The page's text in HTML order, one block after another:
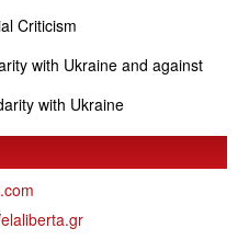
Criticism
with Ukraine and against
with Ukraine